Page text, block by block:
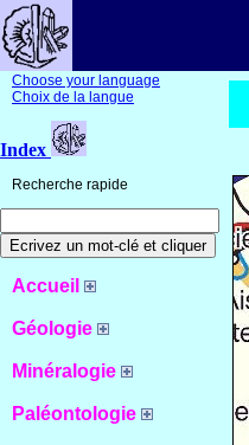
Choose your language
Choix de la langue
Index
Recherche rapide
Accueil
Géologie
Minéralogie
Paléontologie